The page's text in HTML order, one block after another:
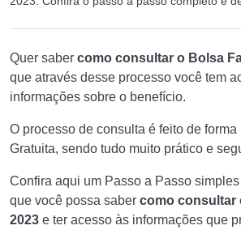
Quer saber como consultar o Bolsa
que através desse processo você tem
informações sobre o benefício.
O processo de consulta é feito de
Gratuita, sendo tudo muito prático e
Confira aqui um Passo a Passo
que você possa saber como consultar
2023 e ter acesso às informações que